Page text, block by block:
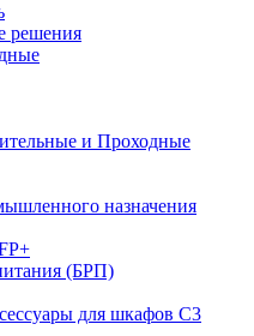
решения
и Проходные
назначения
(БРП)
для шкафов C3